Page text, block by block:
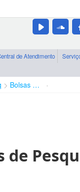
de Atendimento
Bolsas e Auxílios Vigentes
de